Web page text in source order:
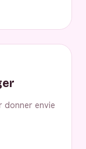
donner envie